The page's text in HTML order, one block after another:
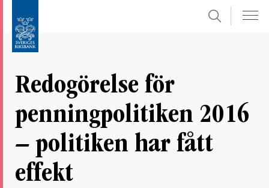
direkt
undersidor
Sök
Redogörelse för
penningpolitiken 2016
– politiken har fått
effekt